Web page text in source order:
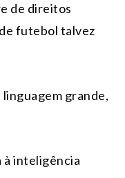
de direitos
futebol talvez
linguagem grande,
à inteligência